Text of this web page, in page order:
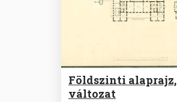
Földszinti alaprajz,
változat